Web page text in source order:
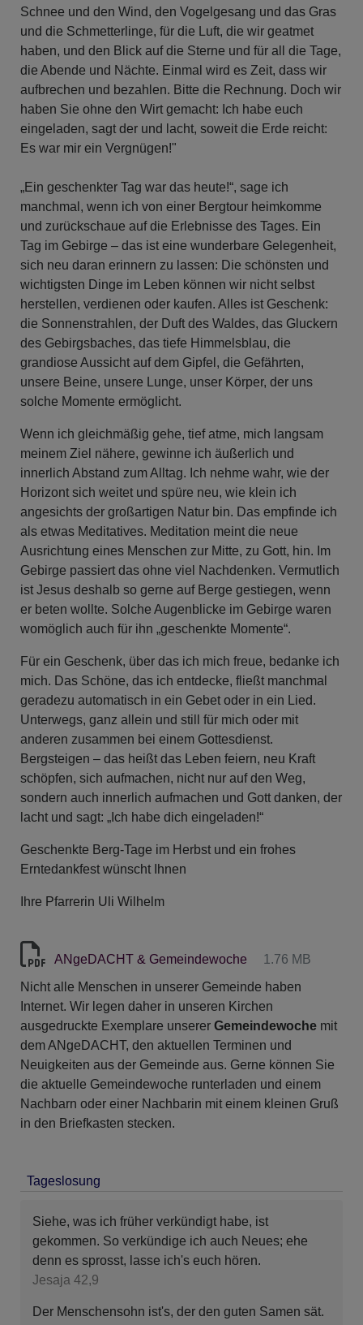
Schnee und den Wind, den Vogelgesang und das Gras
und die Schmetterlinge, für die Luft, die wir geatmet
haben, und den Blick auf die Sterne und für all die Tage,
die Abende und Nächte. Einmal wird es Zeit, dass wir
aufbrechen und bezahlen. Bitte die Rechnung. Doch wir
haben Sie ohne den Wirt gemacht: Ich habe euch
eingeladen, sagt der und lacht, soweit die Erde reicht:
Es war mir ein Vergnügen!"
„Ein geschenkter Tag war das heute!“, sage ich
manchmal, wenn ich von einer Bergtour heimkomme
und zurückschaue auf die Erlebnisse des Tages. Ein
Tag im Gebirge – das ist eine wunderbare Gelegenheit,
sich neu daran erinnern zu lassen: Die schönsten und
wichtigsten Dinge im Leben können wir nicht selbst
herstellen, verdienen oder kaufen. Alles ist Geschenk:
die Sonnenstrahlen, der Duft des Waldes, das Gluckern
des Gebirgsbaches, das tiefe Himmelsblau, die
grandiose Aussicht auf dem Gipfel, die Gefährten,
unsere Beine, unsere Lunge, unser Körper, der uns
solche Momente ermöglicht.
Wenn ich gleichmäßig gehe, tief atme, mich langsam
meinem Ziel nähere, gewinne ich äußerlich und
innerlich Abstand zum Alltag. Ich nehme wahr, wie der
Horizont sich weitet und spüre neu, wie klein ich
angesichts der großartigen Natur bin. Das empfinde ich
als etwas Meditatives. Meditation meint die neue
Ausrichtung eines Menschen zur Mitte, zu Gott, hin. Im
Gebirge passiert das ohne viel Nachdenken. Vermutlich
ist Jesus deshalb so gerne auf Berge gestiegen, wenn
er beten wollte. Solche Augenblicke im Gebirge waren
womöglich auch für ihn „geschenkte Momente“.
Für ein Geschenk, über das ich mich freue, bedanke ich
mich. Das Schöne, das ich entdecke, fließt manchmal
geradezu automatisch in ein Gebet oder in ein Lied.
Unterwegs, ganz allein und still für mich oder mit
anderen zusammen bei einem Gottesdienst.
Bergsteigen – das heißt das Leben feiern, neu Kraft
schöpfen, sich aufmachen, nicht nur auf den Weg,
sondern auch innerlich aufmachen und Gott danken, der
lacht und sagt: „Ich habe dich eingeladen!“
Geschenkte Berg-Tage im Herbst und ein frohes
Erntedankfest wünscht Ihnen
Ihre Pfarrerin Uli Wilhelm
ANgeDACHT & Gemeindewoche
1.76 MB
Nicht alle Menschen in unserer Gemeinde haben
Internet. Wir legen daher in unseren Kirchen
ausgedruckte Exemplare unserer Gemeindewoche mit
dem ANgeDACHT, den aktuellen Terminen und
Neuigkeiten aus der Gemeinde aus. Gerne können Sie
die aktuelle Gemeindewoche runterladen und einem
Nachbarn oder einer Nachbarin mit einem kleinen Gruß
in den Briefkasten stecken.
Tageslosung
Siehe, was ich früher verkündigt habe, ist
gekommen. So verkündige ich auch Neues; ehe
denn es sprosst, lasse ich's euch hören.
Jesaja 42,9
Der Menschensohn ist's, der den guten Samen sät.